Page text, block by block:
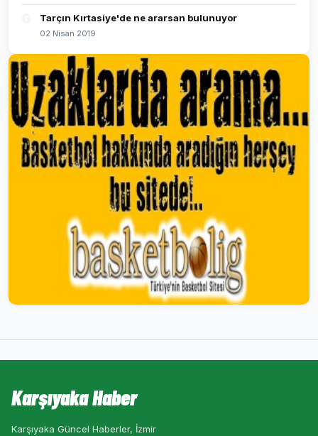
Tarçın Kırtasiye'de ne ararsan bulunuyor
02 Nisan 2019
Karşıyaka Haber
Karşıyaka Güncel Haberler, İzmir